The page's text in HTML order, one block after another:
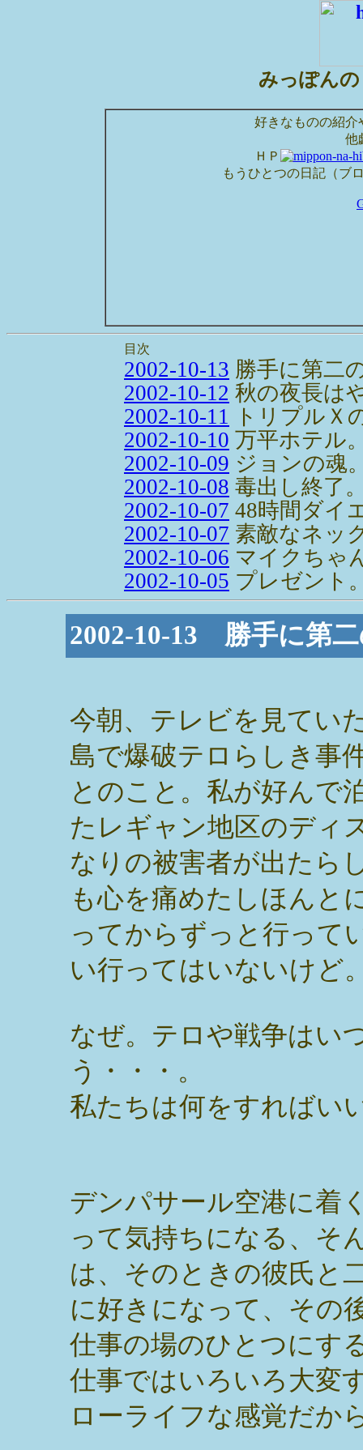
みっぽん
好きなものの紹介
他
ＨＰ
もうひとつの日記（ブ
目次
2002-10-13 勝手に第二
2002-10-12 秋の夜長は
2002-10-11
トリプルＸ
2002-10-10 万平ホテル
2002-10-09 ジョンの魂
2002-10-08 毒出し終了
2002-10-07 48時間ダイ
2002-10-07 素敵なネッ
2002-10-06 マイクちゃ
2002-10-05 プレゼント
2002-10-13 勝手に第
今朝、テレビを見てい
島で爆破テロらしき事
とのこと。私が好んで
たレギャン地区のディ
なりの被害者が出たら
も心を痛めたしほんと
ってからずっと行って
い行ってはいないけど
なぜ。テロや戦争はい
う・・・。
私たちは何をすればい
デンパサール空港に着
って気持ちになる、そ
は、そのときの彼氏と
に好きになって、その
仕事の場のひとつにす
仕事ではいろいろ大変
ローライフな感覚だか